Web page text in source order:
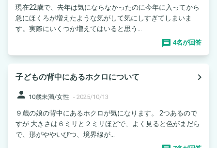
現在22歳で、去年は気にならなかったのに今年に入ってから
急にほくろが増えたような気がして気にしすぎてしまいま
す。実際にいくつか増えてはいると思う...
4名が回答
子どもの背中にあるホクロについて
navigate_next
person 10歳未満/女性 - 2025/10/13
９歳の娘の背中にあるホクロが気になります。 2つあるので
すが 大きさは６ミリと２ミリほどで、よく見ると色がまだら
で、形がややいびつ、境界線が...